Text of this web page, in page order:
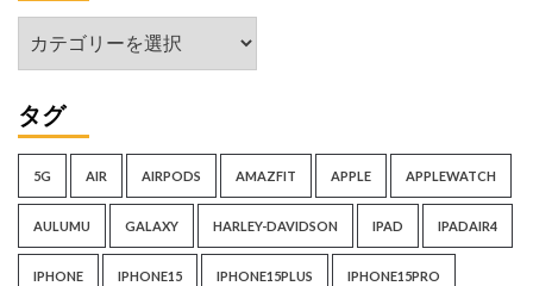
ブ
テ
リ
ー
タグ
5G AIR AIRPODS AMAZFIT APPLE APPLEWATCH
AULUMU GALAXY HARLEY-DAVIDSON IPAD IPADAIR4
IPHONE IPHONE15 IPHONE15PLUS IPHONE15PRO